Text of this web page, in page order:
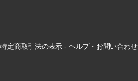
特定商取引法の表示 - ヘルプ・お問い合わせ